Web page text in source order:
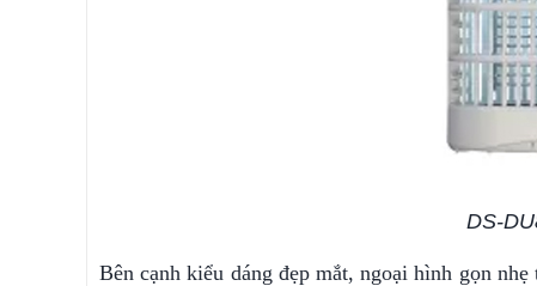
DS-
Bên cạnh kiểu dáng đẹp mắt, ngoại hình gọn